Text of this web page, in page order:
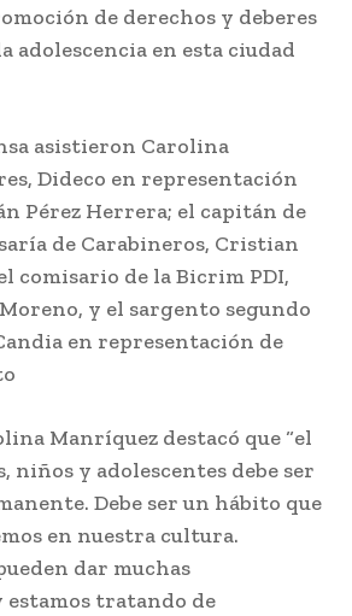
de derechos y deberes
adolescencia en esta ciudad
asistieron Carolina
Dideco en representación
Pérez Herrera; el capitán de
de Carabineros, Cristian
comisario de la Bicrim PDI,
y el sargento segundo
en representación de
Manríquez destacó que “el
niños y adolescentes debe ser
Debe ser un hábito que
en nuestra cultura.
dar muchas
tratando de